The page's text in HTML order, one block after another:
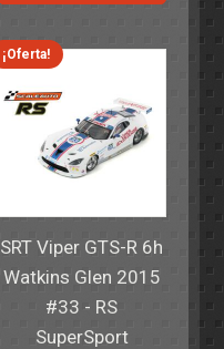
era:
82,40€.
es:
59,95€.
¡Oferta!
SRT Viper GTS-R 6h
Watkins Glen 2015
#33 - RS
SuperSport